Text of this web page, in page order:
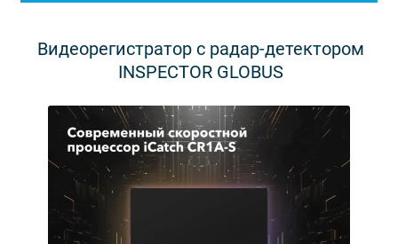
Видеорегистратор с радар-детектором
INSPECTOR GLOBUS